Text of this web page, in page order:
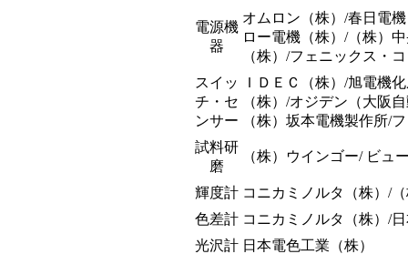
電源機
器
オムロン（株）/春日電
ロー電機（株）/（株）
（株）/フェニックス・
スイッ
チ・セ
ンサー
ＩＤＥＣ（株）/旭電機
（株）/オジデン（大阪
（株）坂本電機製作所/
試料研
磨
（株）ウインゴー/ ビュ
輝度計 コニカミノルタ（株）/
色差計 コニカミノルタ（株）/
光沢計 日本電色工業（株）